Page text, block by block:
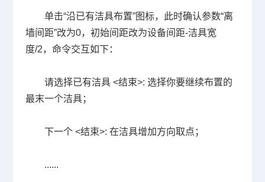
单击“沿已有洁具布置”图标，此时确认参数“离
墙间距”改为0，初始间距改为设备间距-洁具宽
度/2，命令交互如下：
请选择已有洁具<结束>: 选择你要继续布置的
最末一个洁具；
下一个<结束>: 在洁具增加方向取点；
......